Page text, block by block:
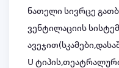
ნათელი სივრცე
ვენტილაციის
U